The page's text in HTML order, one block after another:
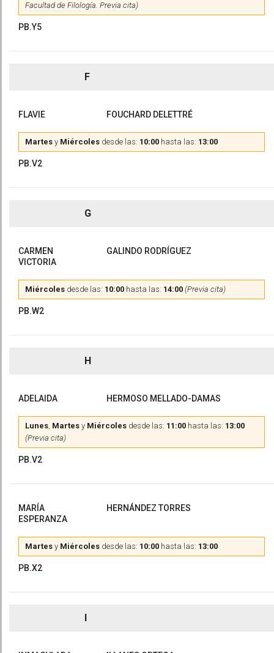
Facultad de Filología. Previa cita)
PB.Y5
F
FLAVIE FOUCHARD DELETTRÉ
Martes y Miércoles desde las: 10:00 hasta las: 13:00
PB.V2
G
CARMEN
VICTORIA
GALINDO RODRÍGUEZ
Miércoles desde las: 10:00 hasta las: 14:00 (Previa cita)
PB.W2
H
ADELAIDA HERMOSO MELLADO-DAMAS
Lunes, Martes y Miércoles desde las: 11:00 hasta las: 13:00
(Previa cita)
PB.V2
MARÍA
ESPERANZA
HERNÁNDEZ TORRES
Martes y Miércoles desde las: 10:00 hasta las: 13:00
PB.X2
I